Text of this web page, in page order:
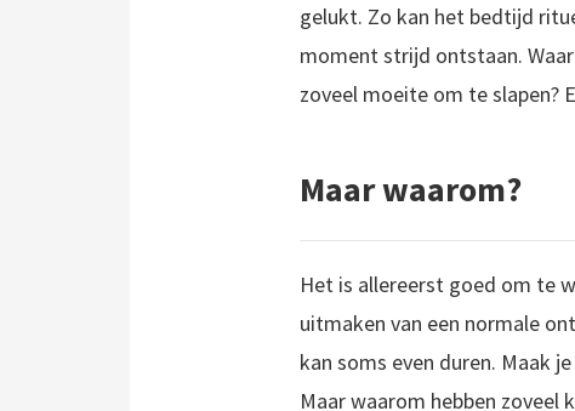
gelukt. Zo kan het bedtijd
moment strijd ontstaan.
zoveel moeite om te slapen?
Maar waarom?
Het is allereerst goed om te
uitmaken van een normale
kan soms even duren. Maak
Maar waarom hebben zoveel